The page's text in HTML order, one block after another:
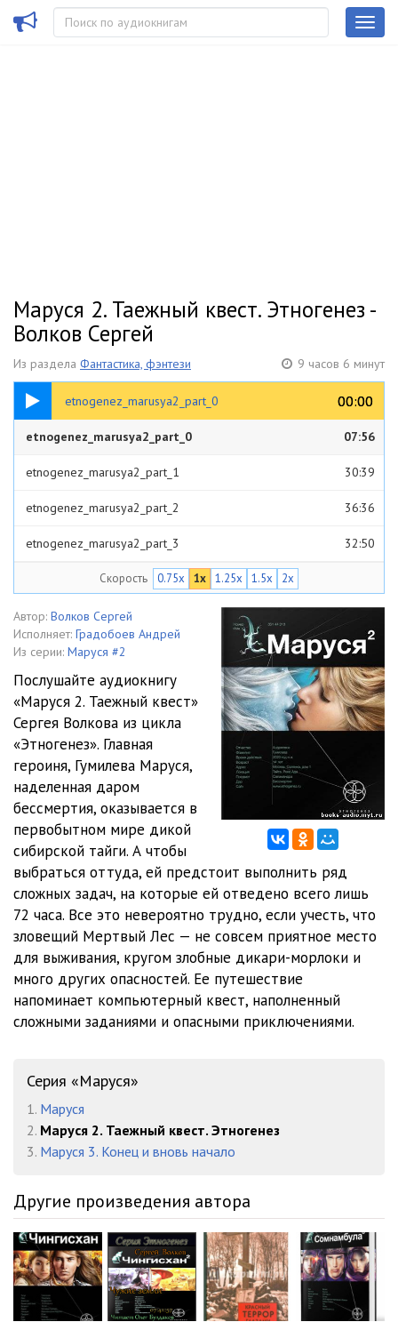
Маруся 2. Таежный квест. Этногенез -
Волков Сергей
Из раздела Фантастика, фэнтези 9 часов 6 минут
etnogenez_marusya2_part_0 00:00
00:00
07:56
etnogenez_marusya2_part_0 07:56
etnogenez_marusya2_part_1 30:39
etnogenez_marusya2_part_2 36:36
etnogenez_marusya2_part_3 32:50
etnogenez_marusya2_part_4
etnogenez_marusya2_part_5
etnogenez_marusya2_part_6 34:00
etnogenez_marusya2_part_7 38:18
etnogenez_marusya2_part_8 23:07
etnogenez_marusya2_part_9
etnogenez_marusya2_part_10 34:18
etnogenez_marusya2_part_11
etnogenez_marusya2_part_12
etnogenez_marusya2_part_13 32:48
etnogenez_marusya2_part_14 45:47
etnogenez_marusya2_part_15
etnogenez_marusya2_part_16
Скорость 0.75x 1x 1.25x 1.5x 2x
Автор: Волков Сергей
Исполняет: Градобоев Андрей
Из серии: Маруся #2
Послушайте аудиокнигу
«Маруся 2. Таежный квест»
Сергея Волкова из цикла
«Этногенез». Главная
героиня, Гумилева Маруся,
наделенная даром
бессмертия, оказывается в
первобытном мире дикой
сибирской тайги. А чтобы
выбраться оттуда, ей предстоит выполнить ряд
сложных задач, на которые ей отведено всего лишь
72 часа. Все это невероятно трудно, если учесть, что
зловещий Мертвый Лес — не совсем приятное место
для выживания, кругом злобные дикари-морлоки и
много других опасностей. Ее путешествие
напоминает компьютерный квест, наполненный
сложными заданиями и опасными приключениями.
Серия «Маруся»
1. Маруся
2. Маруся 2. Таежный квест. Этногенез
3. Маруся 3. Конец и вновь начало
Другие произведения автора